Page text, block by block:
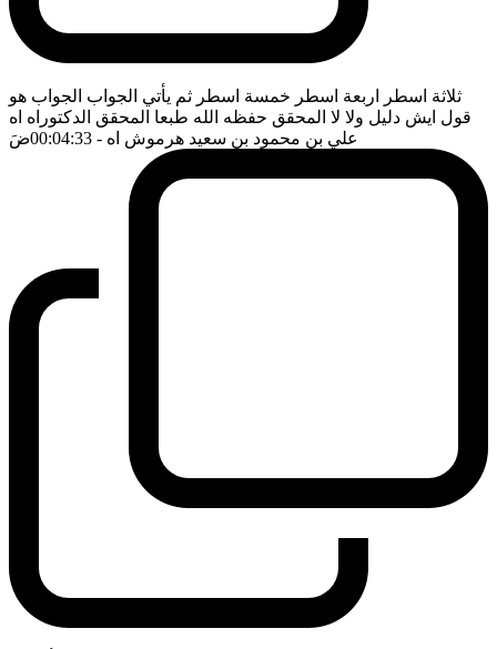
ثلاثة اسطر اربعة اسطر خمسة اسطر ثم يأتي الجواب الجواب هو
قول ايش دليل ولا لا المحقق حفظه الله طبعا المحقق الدكتوراه اه
علي بن محمود بن سعيد هرموش اه - 00:04:33 ضَ